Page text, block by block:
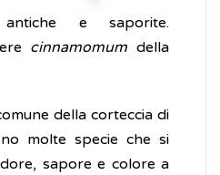
e saporite.
cinnamomum della
della corteccia di
molte specie che si
sapore e colore a